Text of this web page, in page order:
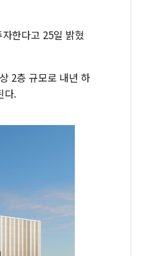
금투협, ChatGPT로 투자 웹리포트
박홍근 "국가재정시스템 안정성 한순
한다고 25일 밝혔
2층 규모로 내년 하
다.